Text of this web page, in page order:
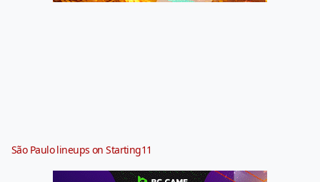
São Paulo lineups on Starting11